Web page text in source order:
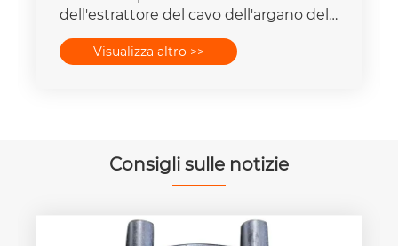
dell'estrattore del cavo dell'argano del
velocitàVisualizza altro >>
Consigli sulle notizie